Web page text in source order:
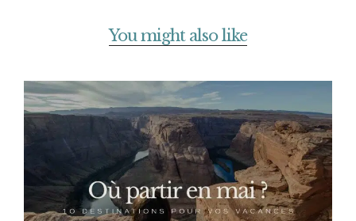
You might also like